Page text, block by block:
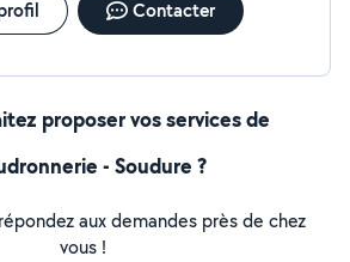
Contacter
proposer vos services de
- Soudure ?
aux demandes près de chez
vous !